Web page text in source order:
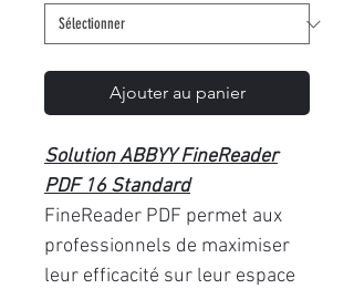
Ajouter au panier
Solution ABBYY FineReader
PDF 16 Standard
FineReader PDF permet aux
professionnels de maximiser
leur efficacité sur leur espace